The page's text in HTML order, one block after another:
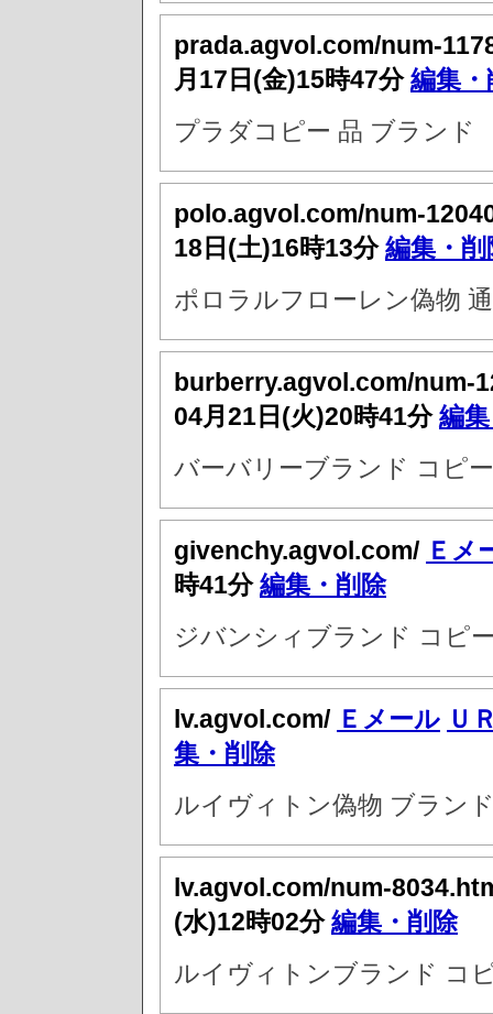
prada.agvol.com/num-
月17日(金)15時47分編集・
プラダコピー 品 ブランド
polo.agvol.com/num-
18日(土)16時13分編集・削
ポロラルフローレン偽物
burberry.agvol.com/num-
04月21日(火)20時41分編
バーバリーブランド コピ
givenchy.agvol.com/ Ｅメ
時41分編集・削除
ジバンシィブランド コピ
lv.agvol.com/ Ｅメール Ｕ
集・削除
ルイヴィトン偽物 ブラン
lv.agvol.com/num-
(水)12時02分編集・削除
ルイヴィトンブランド コ